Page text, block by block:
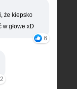
że kiepsko
głowe xD
6